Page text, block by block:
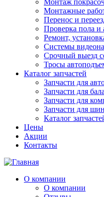
Монтаж
Монтажные
Перенос и
Проверка пола и
Ремонт,
Системы
Срочный выезд
Тросы
Каталог запчастей
Запчасти для
Запчасти для
Запчасти для
Запчасти для
Каталог
Цены
Акции
Контакты
О компании
О компании